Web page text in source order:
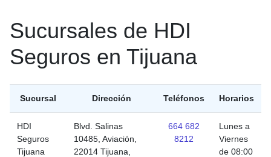
Sucursales de HDI
Seguros en Tijuana
Sucursal Dirección Teléfonos Horarios
HDI
Seguros
Tijuana
Blvd. Salinas
10485, Aviación,
22014 Tijuana,
664 682
8212
Lunes a
Viernes
de 08:00